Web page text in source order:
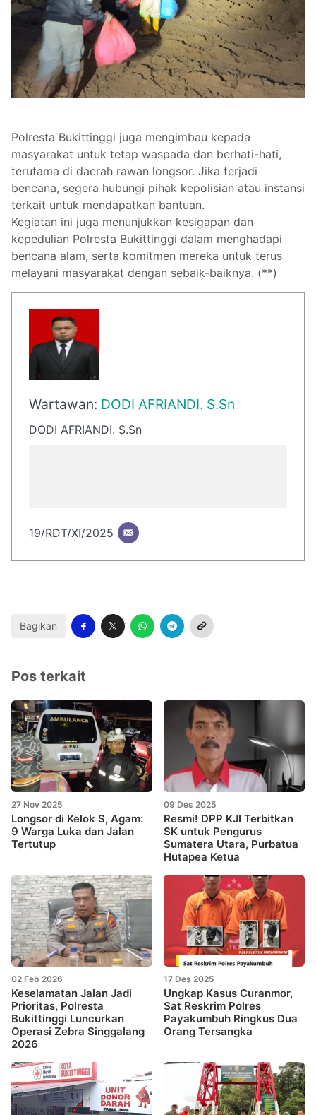
Polresta Bukittinggi juga mengimbau kepada
masyarakat untuk tetap waspada dan berhati-hati,
terutama di daerah rawan longsor. Jika terjadi
bencana, segera hubungi pihak kepolisian atau instansi
terkait untuk mendapatkan bantuan.
Kegiatan ini juga menunjukkan kesigapan dan
kepedulian Polresta Bukittinggi dalam menghadapi
bencana alam, serta komitmen mereka untuk terus
melayani masyarakat dengan sebaik-baiknya. (**)
Wartawan: DODI AFRIANDI. S.Sn
DODI AFRIANDI. S.Sn
19/RDT/XI/2025
Bagikan
Pos terkait
27 Nov 2025
Longsor di Kelok S, Agam:
9 Warga Luka dan Jalan
Tertutup
09 Des 2025
Resmi! DPP KJI Terbitkan
SK untuk Pengurus
Sumatera Utara, Purbatua
Hutapea Ketua
02 Feb 2026
Keselamatan Jalan Jadi
Prioritas, Polresta
Bukittinggi Luncurkan
Operasi Zebra Singgalang
2026
17 Des 2025
Ungkap Kasus Curanmor,
Sat Reskrim Polres
Payakumbuh Ringkus Dua
Orang Tersangka